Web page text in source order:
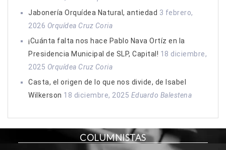
Jabonería Orquídea Natural, antiedad 3 febrero,
2026 Orquídea Cruz Coria
¡Cuánta falta nos hace Pablo Nava Ortíz en la
Presidencia Municipal de SLP, Capital! 18 diciembre,
2025 Orquídea Cruz Coria
Casta, el origen de lo que nos divide, de Isabel
Wilkerson 18 diciembre, 2025 Eduardo Balestena
COLUMNISTAS